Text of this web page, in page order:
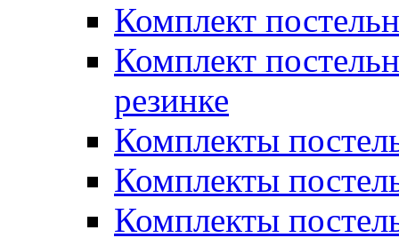
Комплект
Комплект
резинке
Комплекты
Комплекты
Комплекты